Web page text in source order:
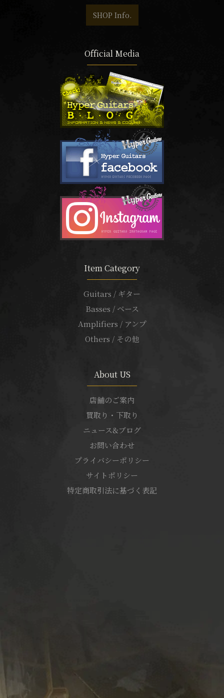
SHOP Info.
Official Media
Item Category
Guitars / ギター
Basses / ベース
Amplifiers / アンプ
Others / その他
About US
店舗のご案内
買取り・下取り
ニュース&ブログ
お問い合わせ
プライバシーポリシー
サイトポリシー
特定商取引法に基づく表記